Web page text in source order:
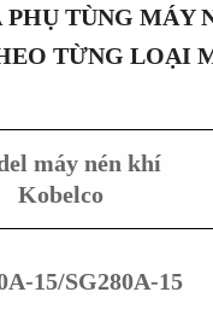
PHỤ TÙNG MÁY
TỪNG LOẠI
máy nén khí
Kobelco
15/SG280A-15